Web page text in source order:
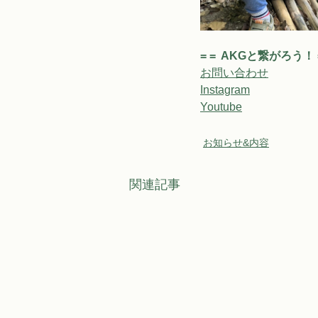
= =  AKGと繋がろう
お問い合わせ
Instagram
Youtube
お知らせ&内容
関連記事